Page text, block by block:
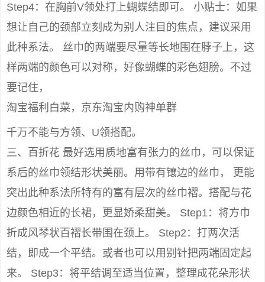
Step4：在胸前V领处打上蝴蝶结即可。 小贴士：如果
想让自己的颈部立刻成为别人注目的焦点，建议采用
此种系法。 丝巾的两端要尽量等长地围在脖子上，这
样两端的颜色可以对称，好像蝴蝶的彩色翅膀。不过
要记住，
淘宝福利白菜，京东淘宝内购神单群
千万不能与方领、U领搭配。
三、百折花 最好选用质地富有张力的丝巾，可以保证
系后的丝巾领结形状美丽。用带有镶边的丝巾， 更能
突出此种系法所特有的富有层次的丝巾褶。搭配与花
边颜色相近的长裙，更显娇柔甜美。 Step1：将方巾
折成风琴状百褶长带围在颈上。 Step2：打两次活
结，即成一个平结。或者也可以用别针把两端固定起
来。 Step3：将平结调至适当位置，整理成花朵形状